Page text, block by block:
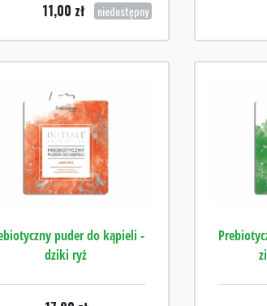
11,00 zł niedostępny
puder do kąpieli -
dziki ryż